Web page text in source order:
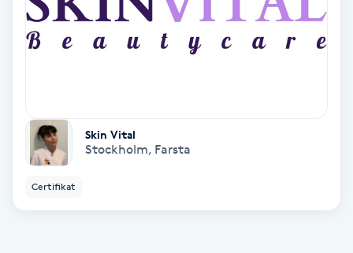
Fet hårbotten
Fibromassage
Fillers
Skin Vital
Stockholm, Farsta
Certifikat